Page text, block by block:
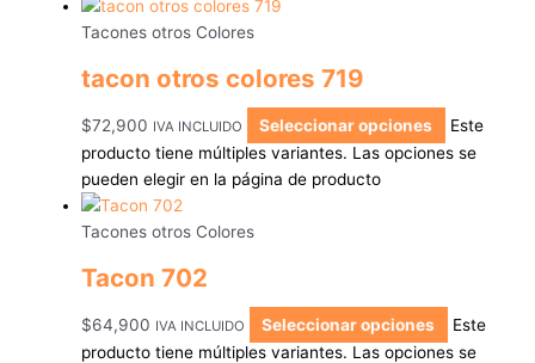
Tacones otros Colores
tacon otros colores 719
$72,900 IVA INCLUIDO Seleccionar opciones
Este
producto tiene múltiples variantes. Las opciones se
pueden elegir en la página de producto
Tacones otros Colores
Tacon 702
$64,900 IVA INCLUIDO Seleccionar opciones
Este
producto tiene múltiples variantes. Las opciones se